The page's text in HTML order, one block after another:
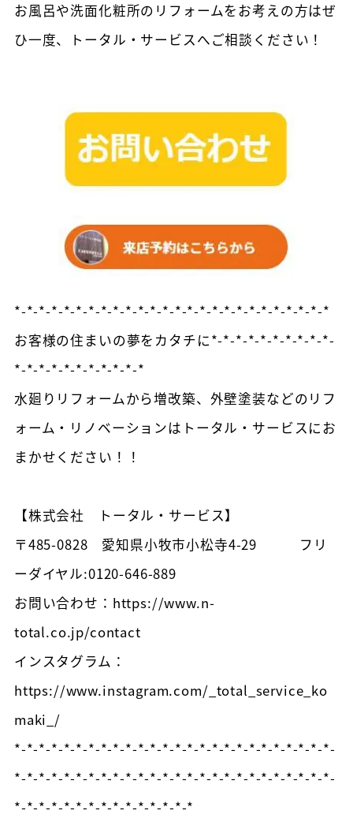
お風呂や洗面化粧所のリフォームをお考えの方はぜ
ひ一度、トータル・サービスへご相談ください！
*-*-*-*-*-*-*-*-*-*-*-*-*-*-*-*-*-*-*-*-*-*-*-*-*-*
お客様の住まいの夢をカタチに*-*-*-*-*-*-*-*-*-*-
*-*-*-*-*-*-*-*-*-*-*
水廻りリフォームから増改築、外壁塗装などのリフ
ォーム・リノベーションはトータル・サービスにお
まかせください！！
【株式会社 トータル・サービス】
〒485-0828 愛知県小牧市小松寺4-29 フリ
ーダイヤル:0120-646-889
お問い合わせ：https://www.n-
total.co.jp/contact
インスタグラム：
https://www.instagram.com/_total_service_ko
maki_/
*-*-*-*-*-*-*-*-*-*-*-*-*-*-*-*-*-*-*-*-*-*-*-*-*-*-
*-*-*-*-*-*-*-*-*-*-*-*-*-*-*-*-*-*-*-*-*-*-*-*-*-*-
*-*-*-*-*-*-*-*-*-*-*-*-*-*-*